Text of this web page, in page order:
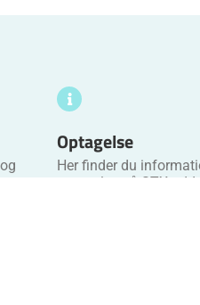
Optagelse
Her finder du
optagelse på STX